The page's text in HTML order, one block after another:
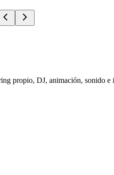
propio, DJ, animación, sonido